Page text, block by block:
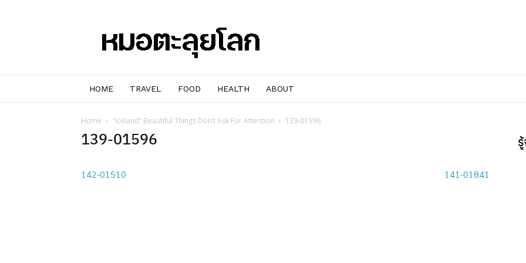
ตะลุย
โลก
HOME TRAVEL FOOD HEALTH ABOUT
Home “Iceland” Beautiful Things Don’t Ask For Attention 139-01596
139-01596
142-01510 141-01841